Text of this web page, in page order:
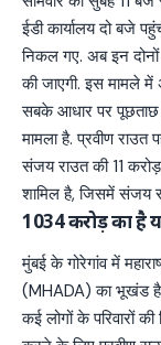
ईडी कार्यालय दो बजे
निकल गए. अब इन
की जाएगी. इस मामले
सबके आधार पर पूछताछ
मामला है. प्रवीण
संजय राउत की 11
शामिल है, जिसमें संजय
1034 करोड़ का है
मुंबई के गोरेगांव में
(MHADA) का भूखंड
कई लोगों के परिवारों